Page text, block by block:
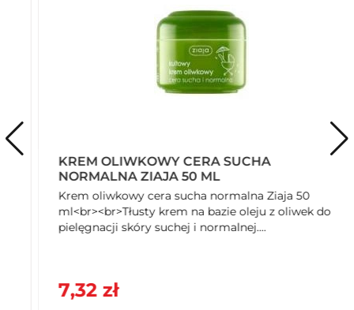
PETA Approved Test Free / Cruelty Free
Trwałość po otwarciu
Trwałość po otwarciu. miesiąc/miesiące/miesięcy 12
Rozmiar opakowania
Jednostka (tekst opisowy)
Średnia miara (e)
KREM OLIWKOWY CERA SUCHA
NORMALNA ZIAJA 50 ML
Krem oliwkowy cera sucha normalna Ziaja 50
ml<br><br>Tłusty krem na bazie oleju z oliwek do
pielęgnacji skóry suchej i normalnej....
7,32 zł